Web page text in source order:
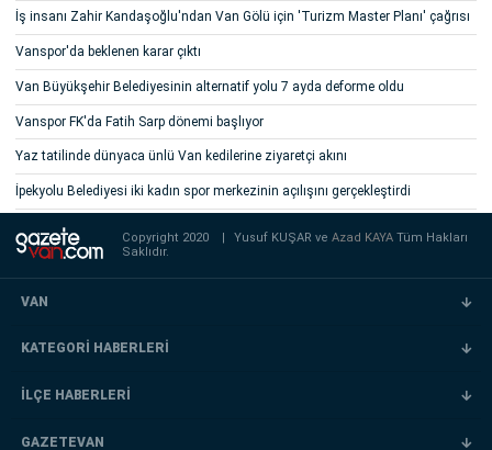
İş insanı Zahir Kandaşoğlu'ndan Van Gölü için 'Turizm Master Planı' çağrısı
Vanspor'da beklenen karar çıktı
Van Büyükşehir Belediyesinin alternatif yolu 7 ayda deforme oldu
Vanspor FK'da Fatih Sarp dönemi başlıyor
Yaz tatilinde dünyaca ünlü Van kedilerine ziyaretçi akını
İpekyolu Belediyesi iki kadın spor merkezinin açılışını gerçekleştirdi
Copyright 2020 Yusuf KUŞAR veAzad KAYATüm Hakları
Saklıdır.
VAN
KATEGORİ HABERLERİ
İLÇE HABERLERİ
GAZETEVAN